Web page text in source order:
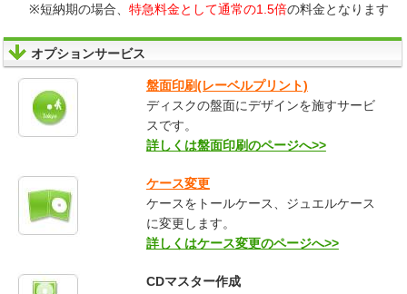
※短納期の場合、特急料金として通常の1.5倍の料金となります
オプションサービス
盤面印刷(レーベルプリント)
ディスクの盤面にデザインを施すサービ
スです。
詳しくは盤面印刷のページへ>>
ケース変更
ケースをトールケース、ジュエルケース
に変更します。
詳しくはケース変更のページへ>>
CDマスター作成